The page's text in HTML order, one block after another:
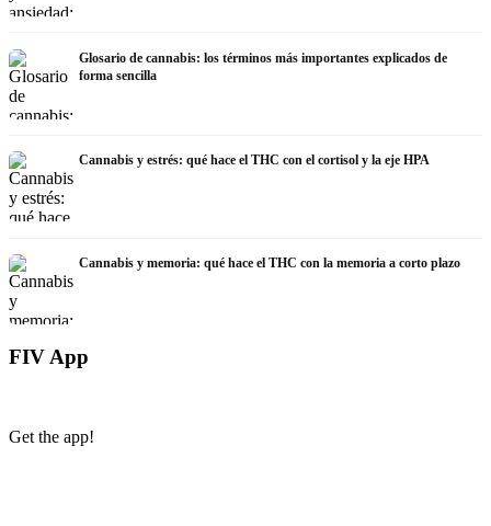
Glosario de cannabis: los términos más importantes explicados de
forma sencilla
Cannabis y estrés: qué hace el THC con el cortisol y la eje HPA
Cannabis y memoria: qué hace el THC con la memoria a corto plazo
FIV App
Get the app!